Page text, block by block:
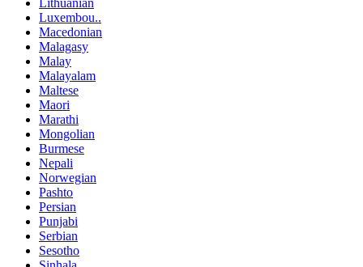
Lithuanian
Luxembou..
Macedonian
Malagasy
Malay
Malayalam
Maltese
Maori
Marathi
Mongolian
Burmese
Nepali
Norwegian
Pashto
Persian
Punjabi
Serbian
Sesotho